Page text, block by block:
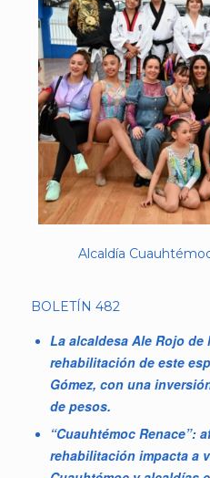
Alcaldía
BOLETÍN 482
La alcaldesa Ale Rojo de
rehabilitación de este
Gómez, con una
de pesos.
“Cuauhtémoc Renace”:
rehabilitación impacta a